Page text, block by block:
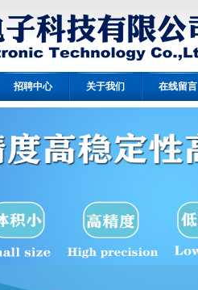
招聘中心 关于我们 在线留言